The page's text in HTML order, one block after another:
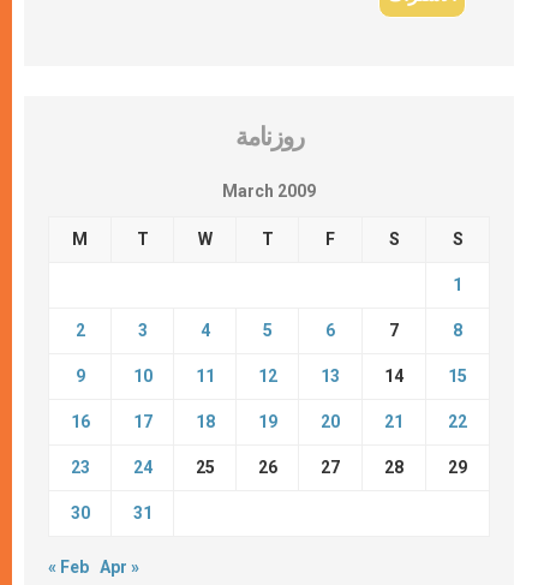
روزنامة
March 2009
M T W T F S S
1
2 3 4 5 6 7 8
9 10 11 12 13 14 15
16 17 18 19 20 21 22
23 24 25 26 27 28 29
30 31
« Feb Apr »